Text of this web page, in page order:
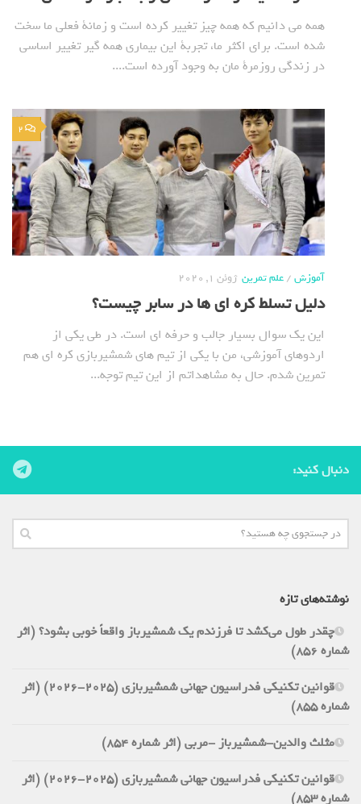
همه می دانیم که همه چیز تغییر کرده است و زمانة فعلی ما سخت
شده است. برای اکثر ما، تجربة این بیماری همه گیر تغییر اساسی
در زندگی روزمرة مان به وجود آورده است....
2
آموزش/علم تمرین ژوئن 1, 2020
دلیل تسلط کره ای ها در سابر چیست؟
این یک سوال بسیار جالب و حرفه ای است. در طی یکی از
اردوهای آموزشی، من با یکی از تیم های شمشیربازی کره ای هم
تمرین شدم. حال به مشاهداتم از این تیم توجه...
دنبال کنید:
نوشته‌های تازه
چقدر طول می‌کشد تا فرزندم یک شمشیرباز واقعاً خوبی بشود؟ (اثر
شماره 856)
قوانین تکنیکی فدراسیون جهانی شمشیربازی (2025-2026) (اثر
شماره 855)
مثلث والدین-شمشیرباز -مربی (اثر شماره 854)
قوانین تکنیکی فدراسیون جهانی شمشیربازی (2025-2026) (اثر
شماره 853)